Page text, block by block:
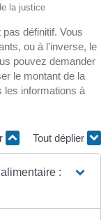
la justice
pas définitif. Vous
ou à l'inverse, le
pouvez demander
le montant de la
les informations à
Tout déplier
: